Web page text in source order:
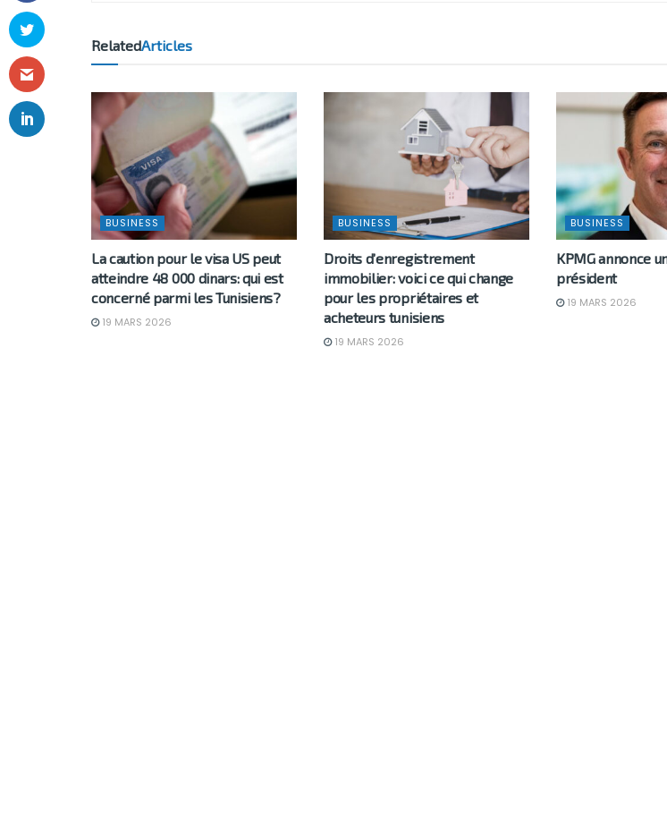
RelatedArticles
BUSINESS
La caution pour le visa US peut
atteindre 48 000 dinars: qui est
concerné parmi les Tunisiens?
19 MARS 2026
BUSINESS
Droits d’enregistrement
immobilier: voici ce qui change
pour les propriétaires et
acheteurs tunisiens
19 MARS 2026
BUSINESS
KPMG annonce
président
19 MARS 2026